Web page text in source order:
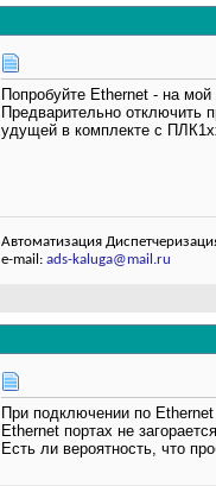
Попробуйте Ethernet - на
Предварительно отключить
удущей в комплекте с
Автоматизация
e-mail: ads-kaluga@mail.ru
При подключении по
Ethernet портах не
Есть ли вероятность, что